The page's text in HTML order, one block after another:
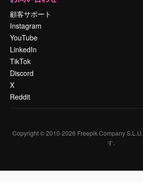
顧客サポート
Instagram
YouTube
LinkedIn
TikTok
Discord
X
Reddit
Copyright © 2010-2026 Freepik Company S.L.U.
す.